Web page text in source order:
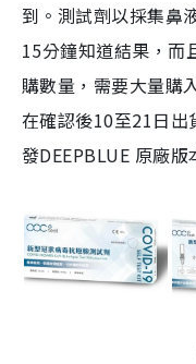
到。測試劑以採集鼻
15分鐘知道結果，而
購數量，需要大量購
在確認後10至21日
發DEEPBLUE 原廠版